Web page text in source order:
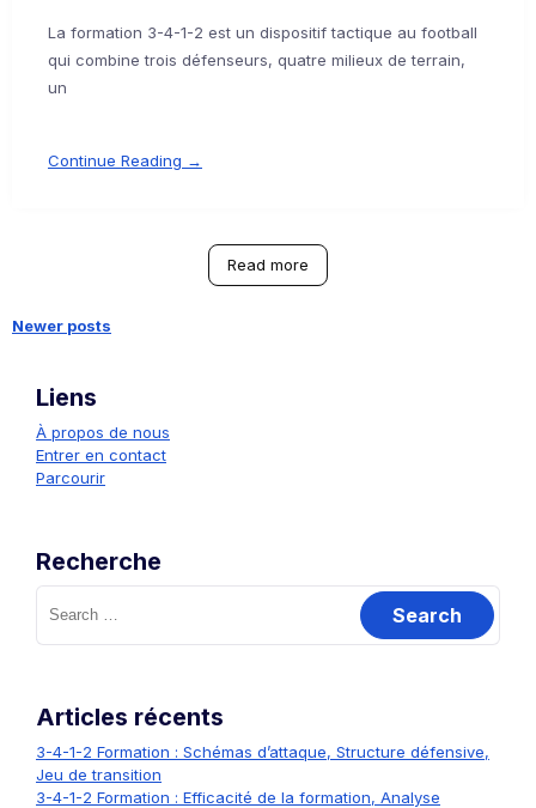
La formation 3-4-1-2 est un dispositif tactique au football
qui combine trois défenseurs, quatre milieux de terrain,
un
Continue Reading →
Read more
Posts
navigation
Newer posts
Liens
À propos de nous
Entrer en contact
Parcourir
Recherche
Search
for:
Articles récents
3-4-1-2 Formation : Schémas d’attaque, Structure défensive,
Jeu de transition
3-4-1-2 Formation : Efficacité de la formation, Analyse